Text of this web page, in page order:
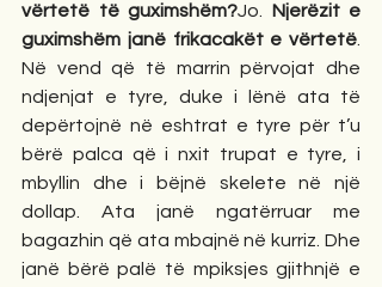
vërtetë të guximshëm?Jo. Njerëzit e
guximshëm janë frikacakët e vërtetë
Në vend që të marrin përvojat dhe
ndjenjat e tyre, duke i lënë ata të
depërtojnë në eshtrat e tyre për t’u
bërë palca që i nxit trupat e tyre, i
mbyllin dhe i bëjnë skelete në një
dollap. Ata janë ngatërruar me
bagazhin që ata mbajnë në kurriz. Dhe
janë bërë palë të mpiksjes gjithnjë e